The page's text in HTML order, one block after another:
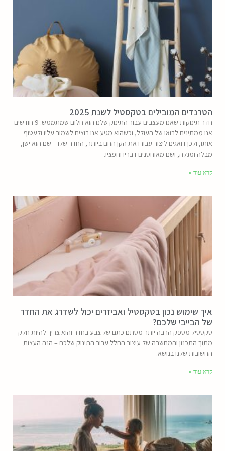
הטרנדים המובילים בטקסטיל לשנת 2025
חדר תינוקות שאנו מעצבים עבור התינוק שלנו הוא חלום שמתממש. 9 חודשים
אנו ממתינים לבואו של העולל, וכשהוא מגיע אנו רוצים לשמור עליו ולעטוף
אותו, ולכן דואגים ליצור עבורו את הקן החם ביותר, החדר שלו – שם הוא ישן,
מבלה ומגלה, ושם מאוחסנים דבריו וחפציו.
קרא עוד »
איך שימוש נכון בטקסטיל ואביזרים יכול לשדרג את החדר
של הבייבי שלכם?
טקסטיל מספק הרבה יותר מסתם כתם של צבע בחדר והוא צריך להיות חלק
מתוך התכנון והמחשבה של עיצוב החלל עבור התינוק שלכם – הנה העצות
החשובות שלנו בנושא.
קרא עוד »